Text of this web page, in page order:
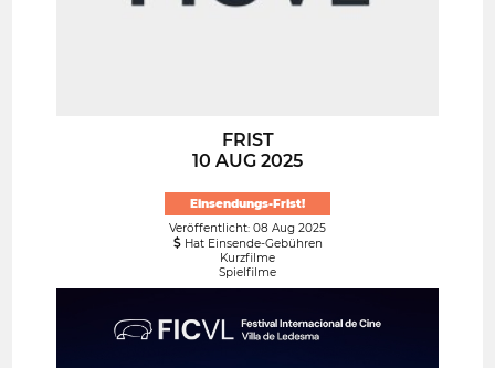
FRIST
10 AUG 2025
Einsendungs-Frist!
Veröffentlicht: 08 Aug 2025
Hat Einsende-Gebühren
Kurzfilme
Spielfilme